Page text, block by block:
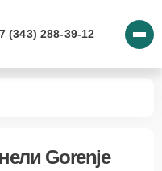
(343) 288-39-12
Gorenje